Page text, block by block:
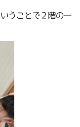
うことで２階の一